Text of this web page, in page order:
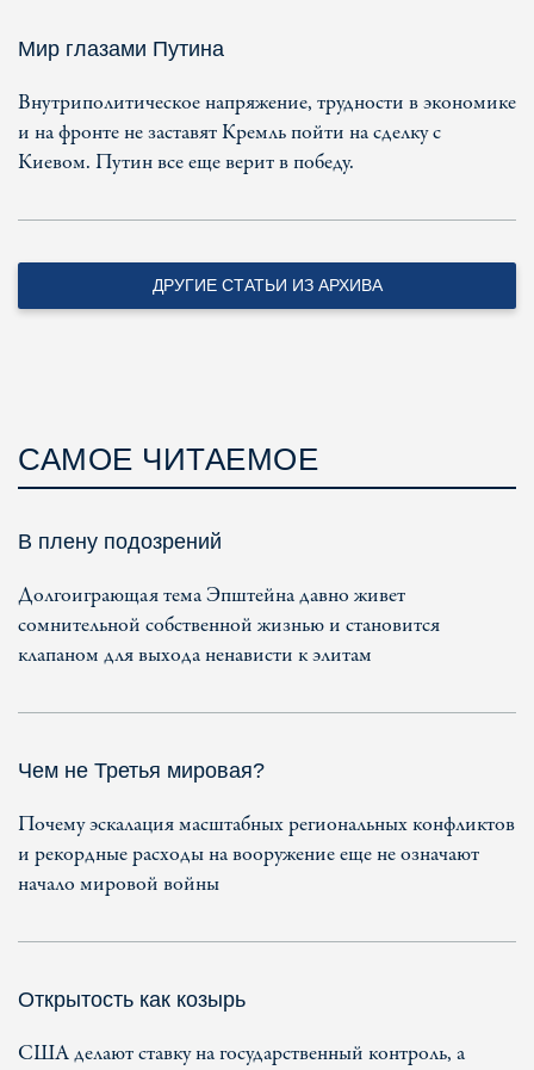
Мир глазами Путина
Внутриполитическое напряжение, трудности в экономике
и на фронте не заставят Кремль пойти на сделку с
Киевом. Путин все еще верит в победу.
ДРУГИЕ СТАТЬИ ИЗ АРХИВА
САМОЕ ЧИТАЕМОЕ
В плену подозрений
Долгоиграющая тема Эпштейна давно живет
сомнительной собственной жизнью и становится
клапаном для выхода ненависти к элитам
Чем не Третья мировая?
Почему эскалация масштабных региональных конфликтов
и рекордные расходы на вооружение еще не означают
начало мировой войны
Открытость как козырь
США делают ставку на государственный контроль, а